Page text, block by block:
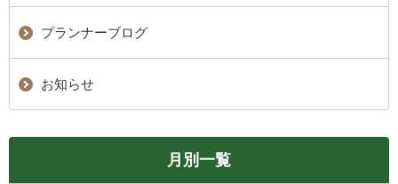
プランナーブログ
お知らせ
月別一覧